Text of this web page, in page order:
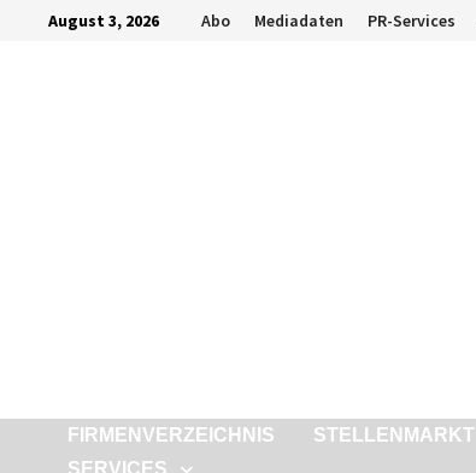
ZurückAugust 3, 2026 Abo Mediadaten PR-Services
FIRMENVERZEICHNIS STELLENMARKT
SERVICES